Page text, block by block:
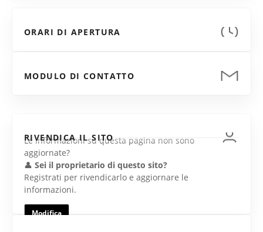
ORARI DI APERTURA
MODULO DI CONTATTO
RIVENDICA IL SITO
Le informazioni su questa pagina non sono
aggiornate?
👤 Sei il proprietario di questo sito?
Registrati per rivendicarlo e aggiornare le
informazioni.
Modifica